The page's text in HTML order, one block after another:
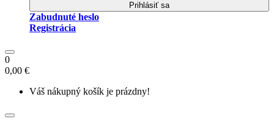
Prihlásiť sa
Zabudnuté heslo
Registrácia
0
0,00 €
Váš nákupný košík je prázdny!